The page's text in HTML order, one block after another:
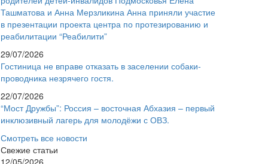
Ташматова и Анна Мерзликина Анна приняли участие
в презентации проекта центра по протезированию и
реабилитации “Реабилити”
29/07/2026
Гостиница не вправе отказать в заселении собаки-
проводника незрячего гостя.
22/07/2026
“Мост Дружбы”: Россия – восточная Абхазия – первый
инклюзивный лагерь для молодёжи с ОВЗ.
Смотреть все новости
Свежие статьи